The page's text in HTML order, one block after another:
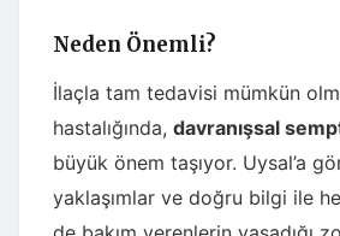
Neden Önemli?
İlaçla tam tedavisi mümkün
hastalığında, davranışsal
büyük önem taşıyor. Uysal’a
yaklaşımlar ve doğru bilgi ile